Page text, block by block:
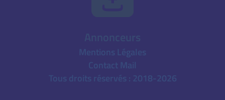
Mentions Légales
Contact Mail
Tous droits réservés : 2018-2026